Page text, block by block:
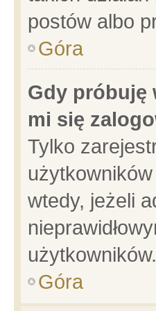
postów albo
Góra
Gdy próbuję
mi się
Tylko
wtedy, jeżeli
użytkowników.
Góra